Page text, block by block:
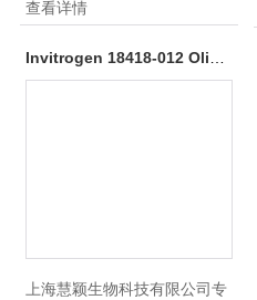
TRlzol ®Reagent、TRIZOL
LS Reagent 、B-27添加剂、
凝胶填料、常规化学试剂、培
查看详情
Invitrogen 18418-012 Oligo（dT）12-18 Primer
上海慧颖生物科技有限公司专